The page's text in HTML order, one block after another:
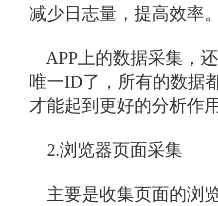
减少日志量，提高效率
APP上的数据采集，
唯一ID了，所有的数据
才能起到更好的分析作
2.浏览器页面采集
主要是收集页面的浏